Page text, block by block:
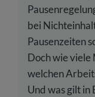
bei
Pausenzeiten
Doch wie viele
welchen
Und was gilt in